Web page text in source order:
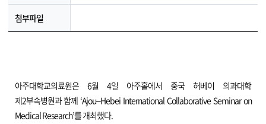
첨부파일
아주대학교의료원은 6월 4일 아주홀에서 중국 허베이 의과대학
제2부속병원과 함께 ‘Ajou–Hebei International Collaborative Seminar on
Medical Research’를 개최했다.